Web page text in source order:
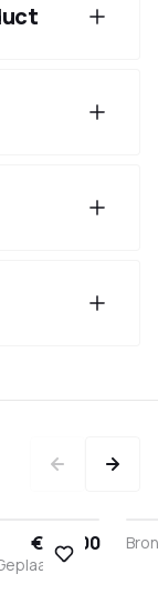
€ 184,00
in